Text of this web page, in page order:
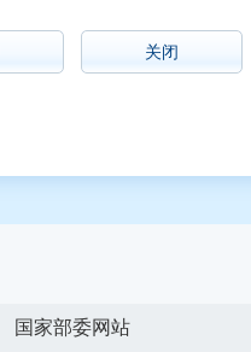
关闭
国家部委网站